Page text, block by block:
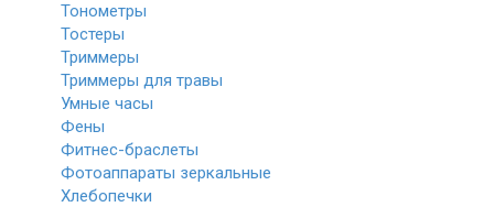
Тонометры
Тостеры
Триммеры
Триммеры для травы
Умные часы
Фены
Фитнес-браслеты
Фотоаппараты зеркальные
Хлебопечки